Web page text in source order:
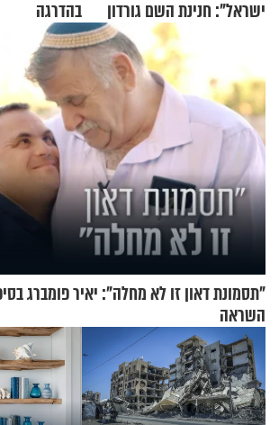
ישראל": חנינת השם גורדון
בריאיון מעורר השראה
בהדרגה
"תסמונת דאון זו לא מחלה": יאיר פומברג
השראה